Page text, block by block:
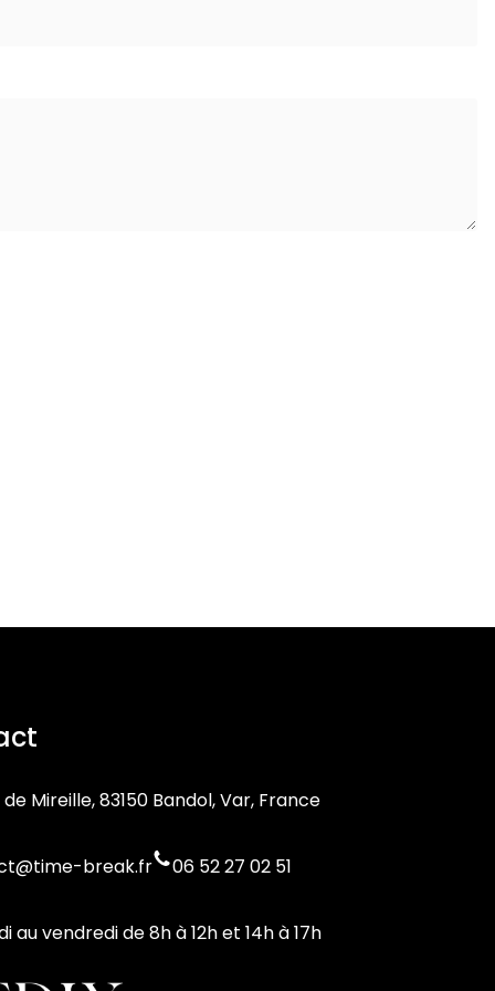
Mireille, 83150 Bandol, Var, France
break.fr 06 52 27 02 51
au vendredi de 8h à 12h et 14h à 17h